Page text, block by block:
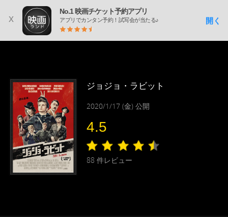
x
No.1 映画チケット予約アプリ
アプリでカンタン予約！試写会が当たる♪ 開く
ジョジョ・ラビット
2020/1/17 (金) 公開
4.5
88 件レビュー